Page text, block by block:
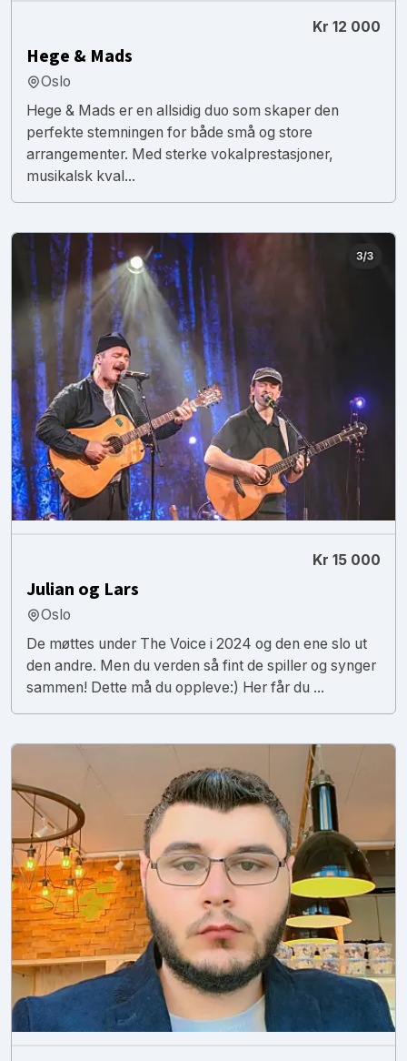
Kr 12 000
Hege & Mads
Oslo
Hege & Mads er en allsidig duo som skaper den
perfekte stemningen for både små og store
arrangementer. Med sterke vokalprestasjoner,
musikalsk kval...
Kr 15 000
Julian og Lars
Oslo
De møttes under The Voice i 2024 og den ene slo ut
den andre. Men du verden så fint de spiller og synger
sammen! Dette må du oppleve:) Her får du ...